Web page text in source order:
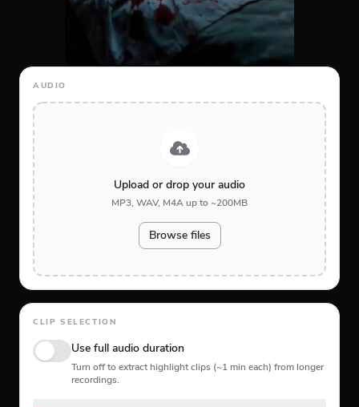
AUDIO
Upload or drop your audio
MP3, WAV, M4A up to ~200MB
Browse files
CLIP SELECTION
Use full audio duration
Turn off to extract highlight clips (~1 min each) from longer
recordings.